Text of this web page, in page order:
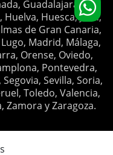
Guadalajara,
Huesca, Jaén,
de Gran Canaria,
Madrid, Málaga,
Orense, Oviedo,
Pontevedra,
Sevilla, Soria,
Toledo, Valencia,
Zamora y Zaragoza.